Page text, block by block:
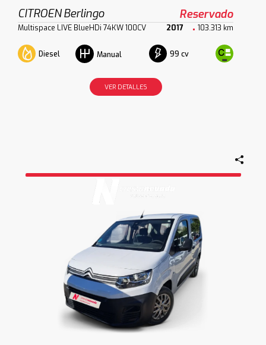
CITROEN Berlingo Reservado
Multispace LIVE BlueHDi 74KW 100CV 2017 103.313 km
Diesel Manual 99 cv
VER DETALLES